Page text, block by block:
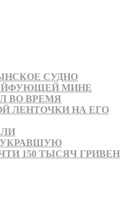
СУДНО
МИНЕ
ВО ВРЕМЯ
ЛЕНТОЧКИ НА ЕГО
УКРАВШУЮ
150 ТЫСЯЧ ГРИВЕН